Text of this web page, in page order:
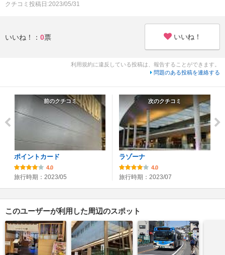
クチコミ投稿日:2023/05/31
いいね！： 0票 いいね！
利用規約に違反している投稿は、報告することができます。
問題のある投稿を連絡する
前のクチコミ
ポイントカード
4.0
旅行時期：2023/05
次のクチコミ
ラゾーナ
4.0
旅行時期：2023/07
このユーザーが利用した周辺のスポット